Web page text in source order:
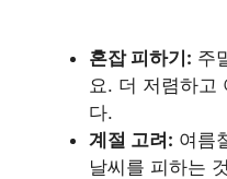
혼잡 피하기: 주
요. 더 저렴하고
다.
계절 고려: 여름
날씨를 피하는